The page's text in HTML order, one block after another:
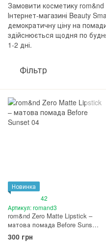
Замовити косметику
Інтернет-магазині Beauty
демократичну ціну на
здійснюється щодня по
1-2 дні.
Фільтр
Новинка
42
Артикул: romand3
rom&nd Zero Matte Lipstick –
матова помада Before Sunset
04
300 грн